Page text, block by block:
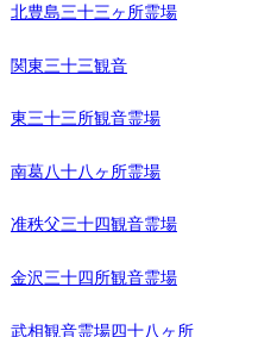
北豊島三十三ヶ所霊場
関東三十三観音
東三十三所観音霊場
南葛八十八ヶ所霊場
准秩父三十四観音霊場
金沢三十四所観音霊場
武相観音霊場四十八ヶ所